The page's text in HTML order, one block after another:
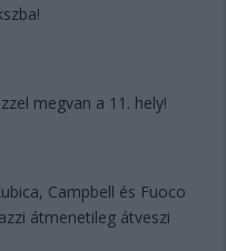
megvan a 11. hely!
Campbell és Fuoco
átmenetileg átveszi